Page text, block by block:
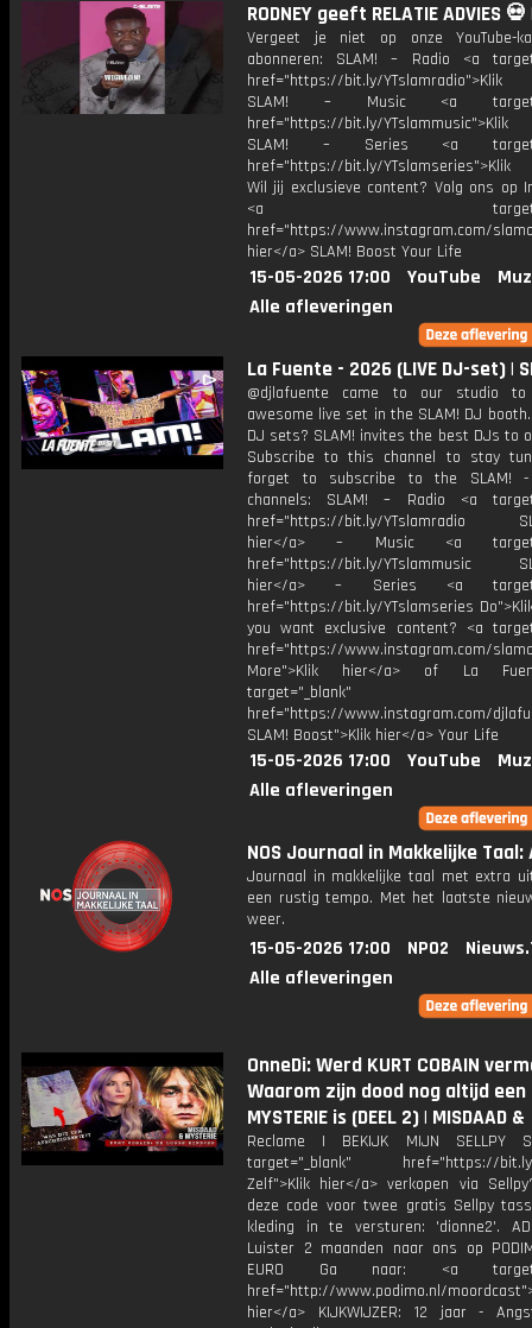
RODNEY geeft RELATIE ADVIES 💀
Vergeet je niet op onze YouTube-
abonneren: SLAM! – Radio <a
href="https://bit.ly/
SLAM! – Music <a
href="https://bit.ly/
SLAM! – Series <a
href="https://bit.ly/
Wil jij exclusieve content? Volg ons op
<a
href="https://www.instagram.com/
hier</a> SLAM! Boost Your Life
15-05-2026 17:00 YouTube
Alle afleveringen
La Fuente - 2026 (LIVE DJ-set) |
​@djlafuente came to our studio
awesome live set in the SLAM! DJ
DJ sets? SLAM! invites the best DJs to
Subscribe to this channel to stay
forget to subscribe to the SLAM! -
channels: SLAM! – Radio <a
href="https://bit.ly/YTslamradio
hier</a> – Music <a
href="https://bit.ly/YTslammusic
hier</a> – Series <a
href="https://bit.ly/YTslamseries
you want exclusive content? <a
href="https://www.instagram.com/
More">Klik hier</a> of La
target="_blank"
href="https://www.instagram.com/
SLAM! Boost">Klik hier</a> Your Life
15-05-2026 17:00 YouTube
Alle afleveringen
NOS Journaal in Makkelijke
Journaal in makkelijke taal met extra
een rustig tempo. Met het laatste
weer.
15-05-2026 17:00 NPO2
Alle afleveringen
OnneDi: Werd KURT COBAIN
Waarom zijn dood nog altijd een
MYSTERIE is (DEEL 2) | MISDAAD &
Reclame | BEKIJK MIJN SELLPY
target="_blank" href="https://bit.ly/
Zelf">Klik hier</a> verkopen via
deze code voor twee gratis Sellpy
kleding in te versturen: 'dionne2'.
Luister 2 maanden naar ons op
EURO Ga naar: <a
href="http://www.podimo.nl/
hier</a> KIJKWIJZER: 12 jaar -